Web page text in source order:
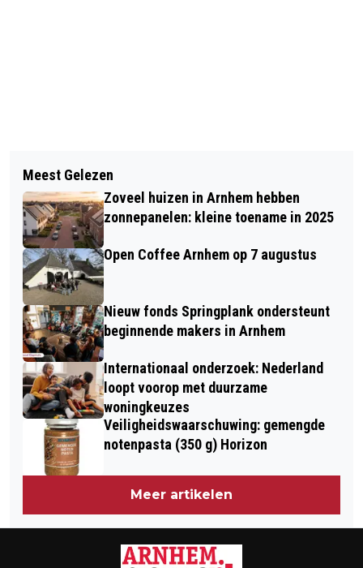
TITELGEVECHT BADR HARI EN RICO
VERHOEVEN MORGEN IN GELREDOME
TOEGANGSKAARTEN ARNHEMSE
NIEUWJAARSRECEPTIE
Meest Gelezen
Zoveel huizen in Arnhem hebben
zonnepanelen: kleine toename in 2025
Open Coffee Arnhem op 7 augustus
Nieuw fonds Springplank ondersteunt
beginnende makers in Arnhem
Internationaal onderzoek: Nederland
loopt voorop met duurzame
woningkeuzes
Veiligheidswaarschuwing: gemengde
notenpasta (350 g) Horizon
Meer artikelen